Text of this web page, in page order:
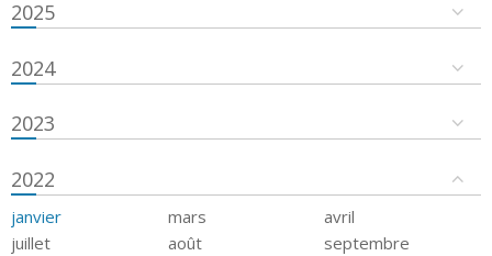
2025
2024
2023
2022
janvier mars
avril
juillet
août
septembre